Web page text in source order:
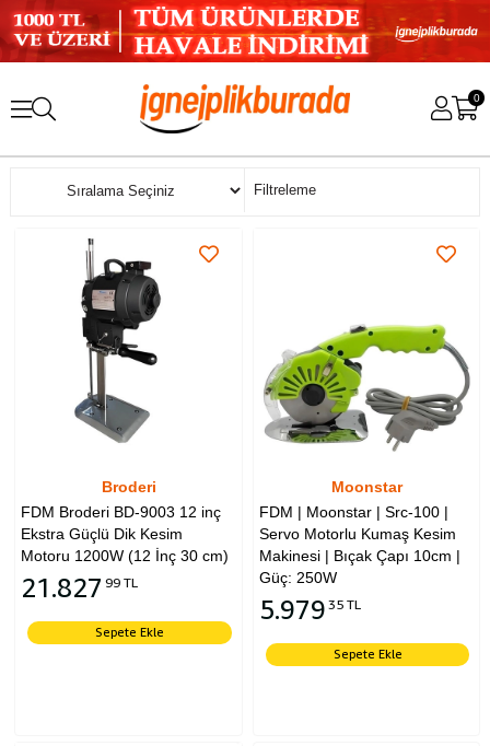
0
Filtreleme
Sıralama
Broderi
FDM Broderi BD-9003 12 inç
Ekstra Güçlü Dik Kesim
Motoru 1200W (12 İnç 30 cm)
21.827 99 TL
Sepete Ekle
Moonstar
FDM | Moonstar | Src-100 |
Servo Motorlu Kumaş Kesim
Makinesi | Bıçak Çapı 10cm |
Güç: 250W
5.979 35 TL
Sepete Ekle